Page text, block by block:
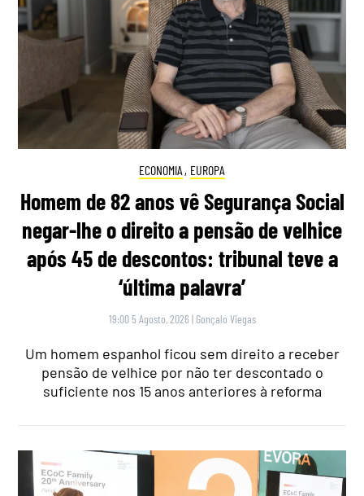
ECONOMIA , EUROPA
Homem de 82 anos vê Segurança Social
negar-lhe o direito a pensão de velhice
após 45 de descontos: tribunal teve a
‘última palavra’
19:00 5 Agosto, 2026 | Gonçalo Viegas
Um homem espanhol ficou sem direito a receber
pensão de velhice por não ter descontado o
suficiente nos 15 anos anteriores à reforma